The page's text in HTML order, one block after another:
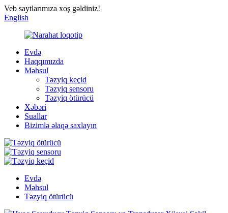
Veb saytlarımıza xoş gəldiniz!
English
Evdə
Haqqımızda
Məhsul
Təzyiq keçid
Təzyiq sensoru
Təzyiq ötürücü
Xəbəri
Suallar
Bizimlə əlaqə saxlayın
Evdə
Məhsul
Təzyiq ötürücü